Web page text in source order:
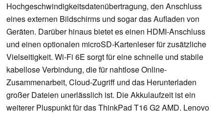
Hochgeschwindigkeitsdatenübertragung, den Anschluss
eines externen Bildschirms und sogar das Aufladen von
Geräten. Darüber hinaus bietet es einen HDMI-Anschluss
und einen optionalen microSD-Kartenleser für zusätzliche
Vielseitigkeit. Wi-Fi 6E sorgt für eine schnelle und stabile
kabellose Verbindung, die für nahtlose Online-
Zusammenarbeit, Cloud-Zugriff und das Herunterladen
großer Dateien unerlässlich ist. Die Akkulaufzeit ist ein
weiterer Pluspunkt für das ThinkPad T16 G2 AMD. Lenovo